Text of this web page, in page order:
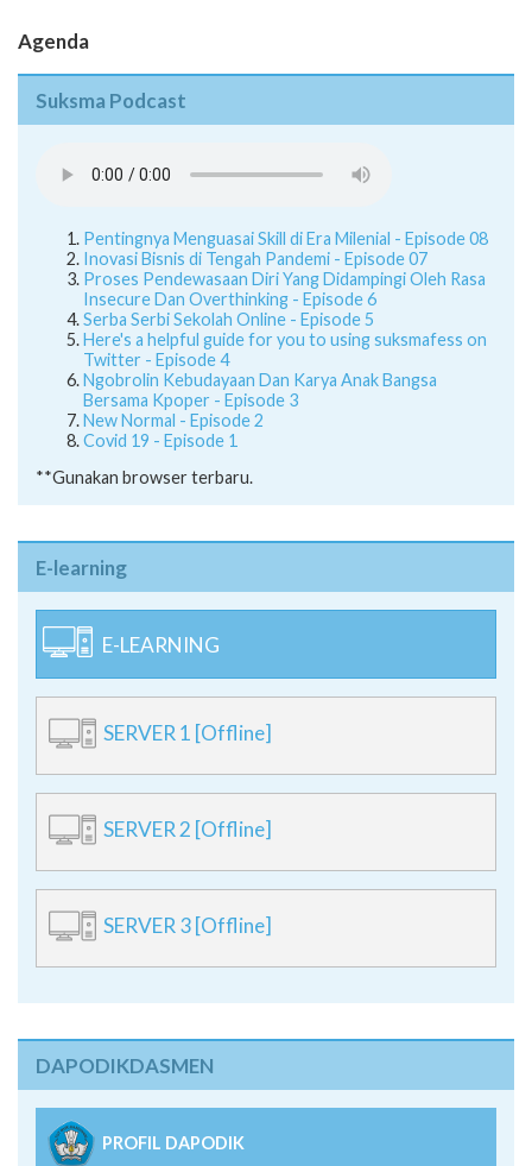
Agenda
Suksma Podcast
Pentingnya Menguasai Skill di Era Milenial - Episode 08
Inovasi Bisnis di Tengah Pandemi - Episode 07
Proses Pendewasaan Diri Yang Didampingi Oleh Rasa
Insecure Dan Overthinking - Episode 6
Serba Serbi Sekolah Online - Episode 5
Here's a helpful guide for you to using suksmafess on
Twitter - Episode 4
Ngobrolin Kebudayaan Dan Karya Anak Bangsa
Bersama Kpoper - Episode 3
New Normal - Episode 2
Covid 19 - Episode 1
**Gunakan browser terbaru.
E-learning
E-LEARNING
SERVER 1 [Offline]
SERVER 2 [Offline]
SERVER 3 [Offline]
DAPODIKDASMEN
PROFIL DAPODIK